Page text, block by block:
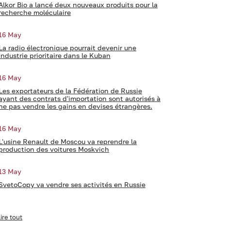
Bio a lancé deux nouveaux produits pour la
moléculaire
May
radio électronique pourrait devenir une
prioritaire dans le Kuban
May
exportateurs de la Fédération de Russie
des contrats d'importation sont autorisés à
pas vendre les gains en devises étrangères.
May
Renault de Moscou va reprendre la
des voitures Moskvich
May
va vendre ses activités en Russie
tout